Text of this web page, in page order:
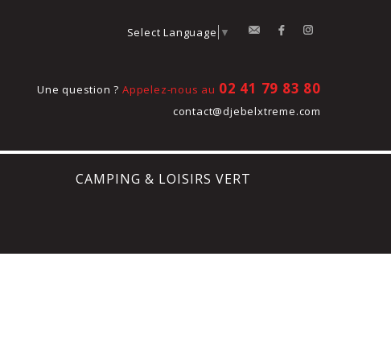
contactFacebook
Select Language ▼
Une question ? Appelez-nous au 02 41 79 83 80
contact@djebelxtreme.com
CAMPING & LOISIRS VERT